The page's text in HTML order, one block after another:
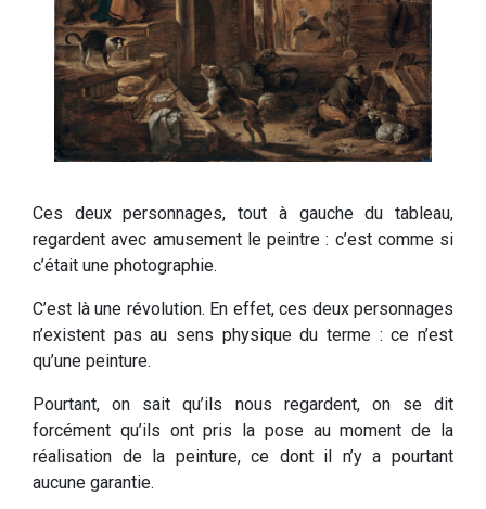
Ces deux personnages, tout à gauche du tableau,
regardent avec amusement le peintre : c’est comme si
c’était une photographie.
C’est là une révolution. En effet, ces deux personnages
n’existent pas au sens physique du terme : ce n’est
qu’une peinture.
Pourtant, on sait qu’ils nous regardent, on se dit
forcément qu’ils ont pris la pose au moment de la
réalisation de la peinture, ce dont il n’y a pourtant
aucune garantie.